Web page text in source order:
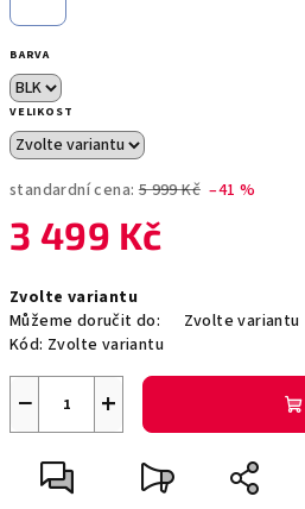
BARVA
VELIKOST
standardní cena: 5 999 Kč –41 %
3 499 Kč
cena:
Zvolte variantu
Můžeme doručit do:
Zvolte variantu
Kód: Zvolte variantu
+
−